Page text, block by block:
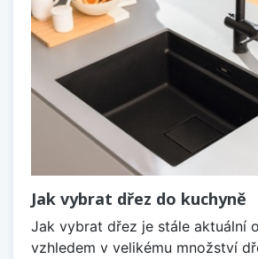
Jak vybrat dřez do kuchyně
Jak vybrat dřez je stále aktuální
vzhledem v velikému množství